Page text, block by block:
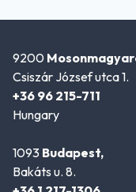
9200
Csiszár József utca 1.
+36 96 215-711
Hungary
1093 Budapest,
Bakáts u. 8.